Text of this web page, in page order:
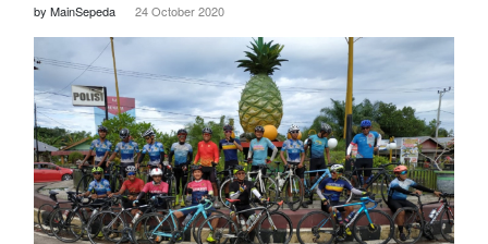
by MainSepeda 24 October 2020